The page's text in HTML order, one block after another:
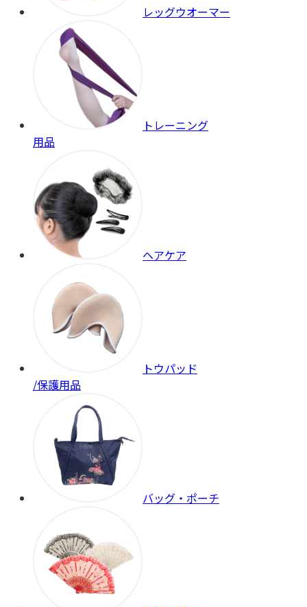
レッグウオーマー
トレーニング
用品
ヘアケア
トウパッド
/保護用品
バッグ・ポーチ